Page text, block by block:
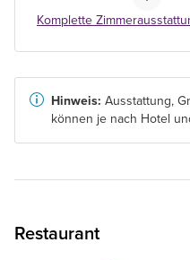
Komplette
Hinweis: Ausstattung,
können je nach Hotel
Restaurant